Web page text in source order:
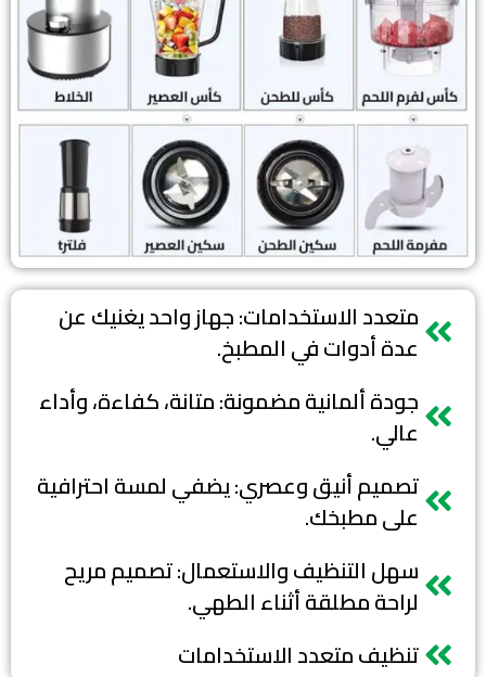
متعدد الاستخدامات: جهاز واحد يغنيك عن
عدة أدوات في المطبخ.
جودة ألمانية مضمونة: متانة، كفاءة، وأداء
عالي.
تصميم أنيق وعصري: يضفي لمسة احترافية
على مطبخك.
سهل التنظيف والاستعمال: تصميم مريح
لراحة مطلقة أثناء الطهي.
تنظيف متعدد الاستخدامات